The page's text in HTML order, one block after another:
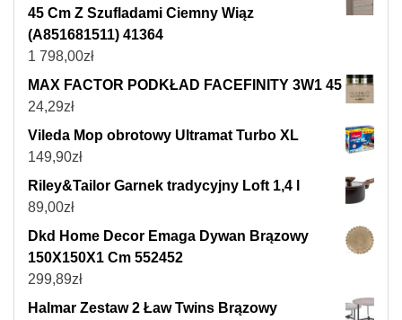
45 Cm Z Szufladami Ciemny Wiąz
(A851681511) 41364
1 798,00zł
MAX FACTOR PODKŁAD FACEFINITY 3W1 45
24,29zł
Vileda Mop obrotowy Ultramat Turbo XL
149,90zł
Riley&Tailor Garnek tradycyjny Loft 1,4 l
89,00zł
Dkd Home Decor Emaga Dywan Brązowy
150X150X1 Cm 552452
299,89zł
Halmar Zestaw 2 Ław Twins Brązowy